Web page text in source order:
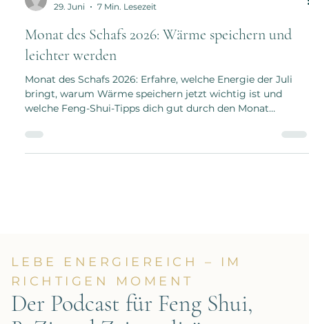
29. Juni
7 Min. Lesezeit
Monat des Schafs 2026: Wärme speichern und
leichter werden
Monat des Schafs 2026: Erfahre, welche Energie der Juli
bringt, warum Wärme speichern jetzt wichtig ist und
welche Feng-Shui-Tipps dich gut durch den Monat
LEBE ENERGIEREICH – IM
RICHTIGEN MOMENT